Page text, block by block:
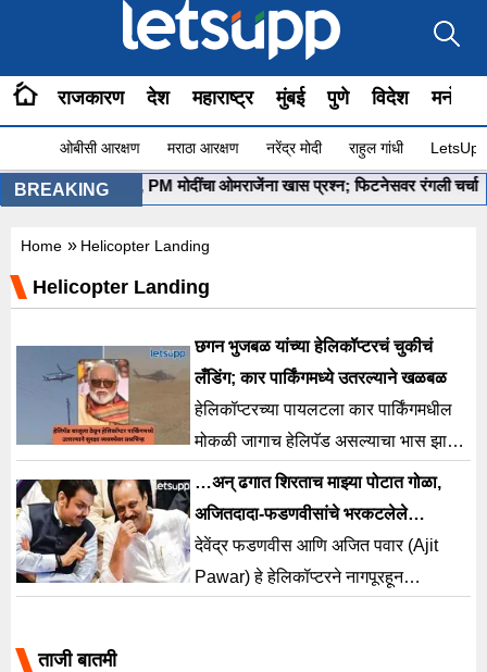
राजकारण देश महाराष्ट्र मुंबई पुणे विदेश
ओबीसी आरक्षण मराठा आरक्षण नरेंद्र मोदी राहुल गांधी
BREAKING
”योग सुरू आहे ना?”, PM मोदींचा ओमराजेंना खास प्रश्न; फिटनेसवर रंगली चर्चा •
Home » Helicopter Landing
Helicopter Landing
छगन भुजबळ यांच्या हेलिकॉप्टरचं चुकीचं
लँडिंग; कार पार्किंगमध्ये उतरल्याने खळबळ
हेलिकॉप्टरच्या पायलटला कार पार्किंगमधील
मोकळी जागाच हेलिपॅड असल्याचा भास झाला
आणि त्याने थेट तिथेच लँडिंग केले.
…अन् ढगात शिरताच माझ्या पोटात गोळा,
अजितदादा-फडणवीसांचे भरकटलेले
हेलिकॉप्टर सुखरूप लॅंड
देवेंद्र फडणवीस आणि अजित पवार (Ajit
Pawar) हे हेलिकॉप्टरने नागपूरहून
ताजी बातमी